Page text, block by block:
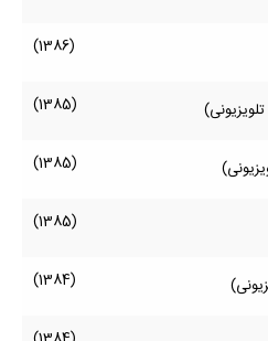
(1386)
(1385)
(1385)
(1385)
(1384)